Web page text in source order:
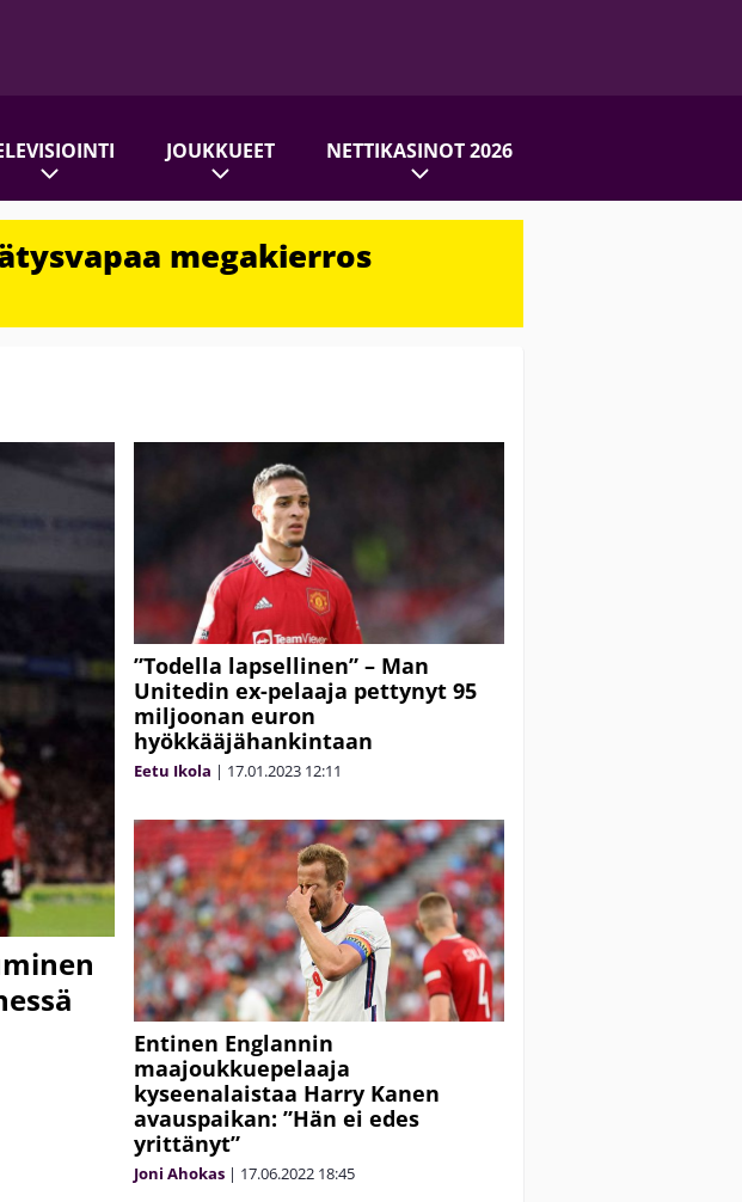
JOUKKUEET NETTIKASINOT 2026
megakierros
”Todella lapsellinen” – Man
Unitedin ex-pelaaja pettynyt 95
miljoonan euron
hyökkääjähankintaan
Eetu Ikola | 17.01.2023 12:11
Entinen Englannin
maajoukkuepelaaja
kyseenalaistaa Harry Kanen
avauspaikan: ”Hän ei edes
yrittänyt”
Joni Ahokas | 17.06.2022 18:45